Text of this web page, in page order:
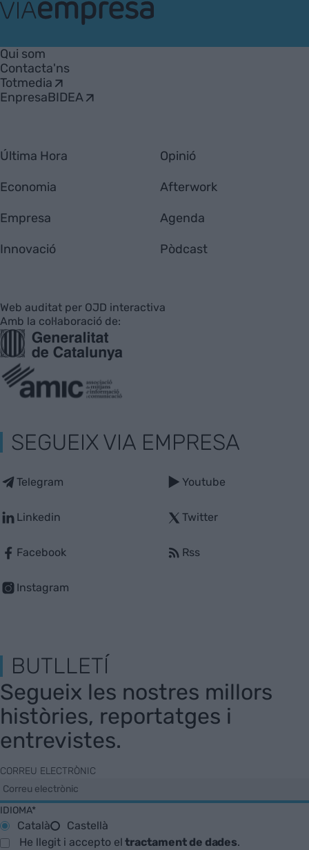
Empresa
Qui som
Contacta'ns
Totmedia
EnpresaBIDEA
Última Hora
Economia
Empresa
Innovació
Opinió
Afterwork
Agenda
Pòdcast
Web auditat per OJD interactiva
Amb la col·laboració de:
SEGUEIX VIA EMPRESA
Telegram
Linkedin
Facebook
Instagram
Youtube
Twitter
Rss
BUTLLETÍ
Segueix les nostres millors
històries, reportatges i
entrevistes.
CORREU ELECTRÒNIC
IDIOMA*
Català
Castellà
He llegit i accepto eltractament de dades.